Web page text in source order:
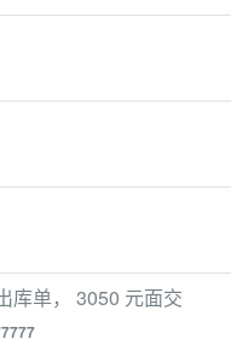
库单， 3050 元面交